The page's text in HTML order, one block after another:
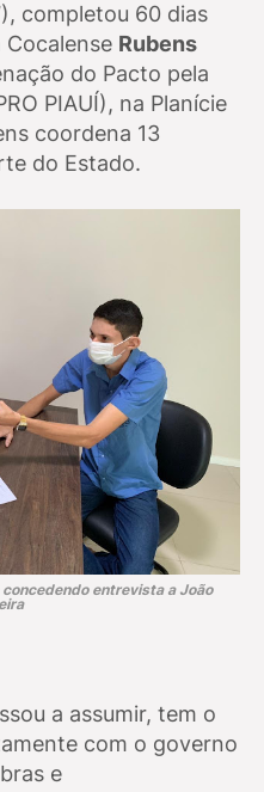
completou 60 dias
Cocalense Rubens
do Pacto pela
PIAUÍ), na Planície
coordena 13
do Estado.
entrevista a João
a assumir, tem o
com o governo
e